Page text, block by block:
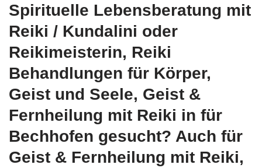
Spirituelle Lebensberatung mit
Reiki / Kundalini oder
Reikimeisterin, Reiki
Behandlungen für Körper,
Geist und Seele, Geist &
Fernheilung mit Reiki in für
Bechhofen gesucht? Auch für
Geist & Fernheilung mit Reiki,